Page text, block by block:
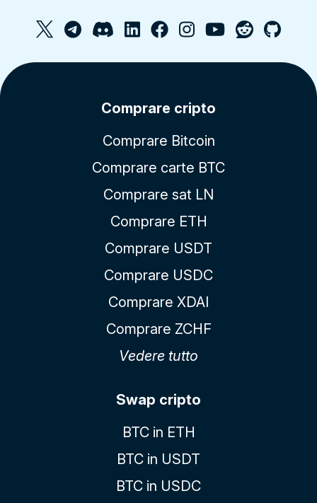
Comprare cripto
Comprare Bitcoin
Comprare carte BTC
Comprare sat LN
Comprare ETH
Comprare USDT
Comprare USDC
Comprare XDAI
Comprare ZCHF
Vedere tutto
Swap cripto
BTC in ETH
BTC in USDT
BTC in USDC